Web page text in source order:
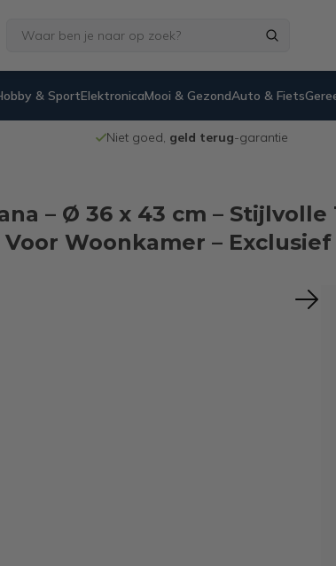
& SportElektronicaMooi & GezondAuto & Fiets
Niet goed, geld terug-garantie
– Ø 36 x 43 cm –
Woonkamer –